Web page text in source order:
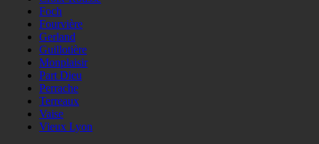
Foch
Fourvière
Gerland
Guillotière
Monplaisir
Part Dieu
Perrache
Terreaux
Vaise
Vieux Lyon